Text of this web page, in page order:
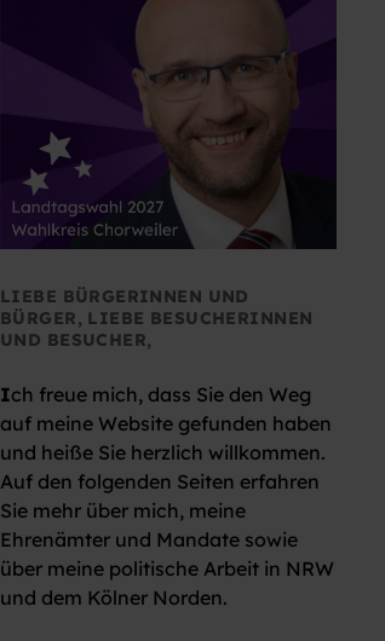
LIEBE BÜRGERINNEN UND
BÜRGER, LIEBE BESUCHERINNEN
UND BESUCHER,
Ich freue mich, dass Sie den Weg
auf meine Website gefunden haben
und heiße Sie herzlich willkommen.
Auf den folgenden Seiten erfahren
Sie mehr über mich, meine
Ehrenämter und Mandate sowie
über meine politische Arbeit in NRW
und dem Kölner Norden.